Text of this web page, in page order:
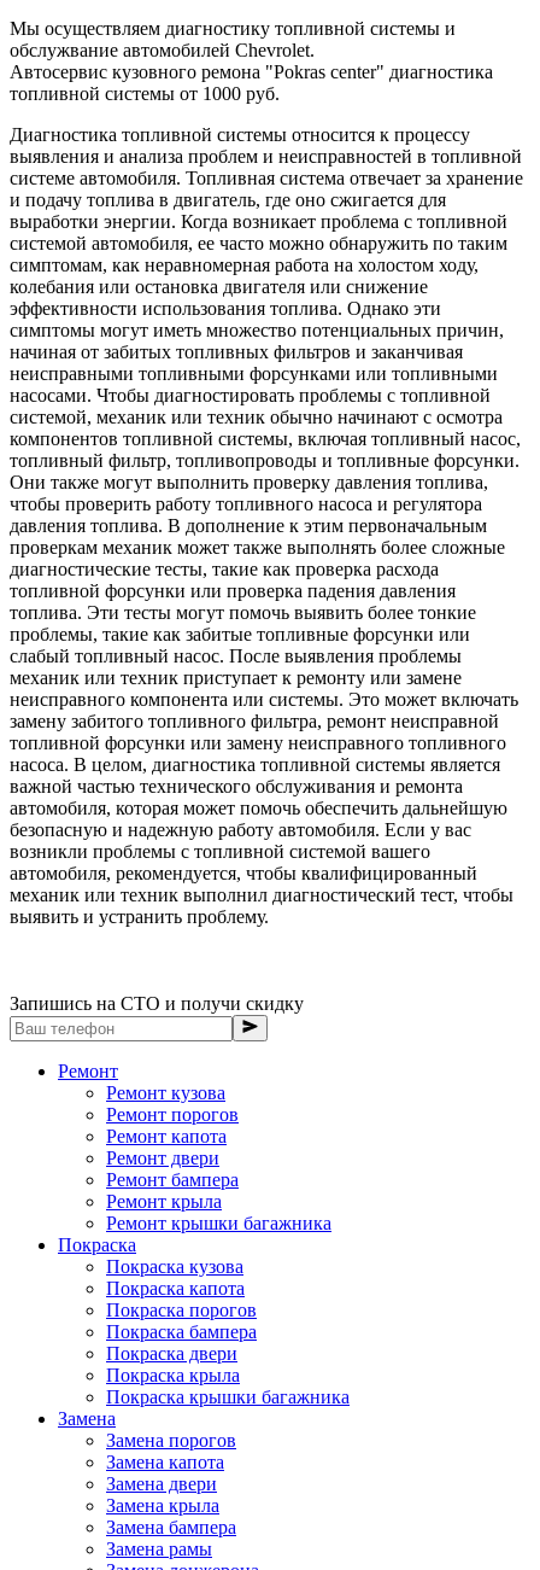
Мы осуществляем диагностику топливной системы и
обслужвание автомобилей Chevrolet.
Автосервис кузовного ремона "Pokras center" диагностика
топливной системы от 1000 руб.
Диагностика топливной системы относится к процессу
выявления и анализа проблем и неисправностей в топливной
системе автомобиля. Топливная система отвечает за хранение
и подачу топлива в двигатель, где оно сжигается для
выработки энергии. Когда возникает проблема с топливной
системой автомобиля, ее часто можно обнаружить по таким
симптомам, как неравномерная работа на холостом ходу,
колебания или остановка двигателя или снижение
эффективности использования топлива. Однако эти
симптомы могут иметь множество потенциальных причин,
начиная от забитых топливных фильтров и заканчивая
неисправными топливными форсунками или топливными
насосами. Чтобы диагностировать проблемы с топливной
системой, механик или техник обычно начинают с осмотра
компонентов топливной системы, включая топливный насос,
топливный фильтр, топливопроводы и топливные форсунки.
Они также могут выполнить проверку давления топлива,
чтобы проверить работу топливного насоса и регулятора
давления топлива. В дополнение к этим первоначальным
проверкам механик может также выполнять более сложные
диагностические тесты, такие как проверка расхода
топливной форсунки или проверка падения давления
топлива. Эти тесты могут помочь выявить более тонкие
проблемы, такие как забитые топливные форсунки или
слабый топливный насос. После выявления проблемы
механик или техник приступает к ремонту или замене
неисправного компонента или системы. Это может включать
замену забитого топливного фильтра, ремонт неисправной
топливной форсунки или замену неисправного топливного
насоса. В целом, диагностика топливной системы является
важной частью технического обслуживания и ремонта
автомобиля, которая может помочь обеспечить дальнейшую
безопасную и надежную работу автомобиля. Если у вас
возникли проблемы с топливной системой вашего
автомобиля, рекомендуется, чтобы квалифицированный
механик или техник выполнил диагностический тест, чтобы
выявить и устранить проблему.
Запишись на СТО и получи скидку
Ремонт
Ремонт кузова
Ремонт порогов
Ремонт капота
Ремонт двери
Ремонт бампера
Ремонт крыла
Ремонт крышки багажника
Покраска
Покраска кузова
Покраска капота
Покраска порогов
Покраска бампера
Покраска двери
Покраска крыла
Покраска крышки багажника
Замена
Замена порогов
Замена капота
Замена двери
Замена крыла
Замена бампера
Замена рамы